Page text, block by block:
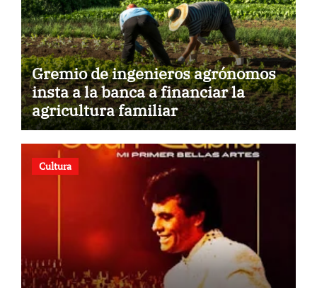
Gremio de ingenieros agrónomos
insta a la banca a financiar la
agricultura familiar
Cultura